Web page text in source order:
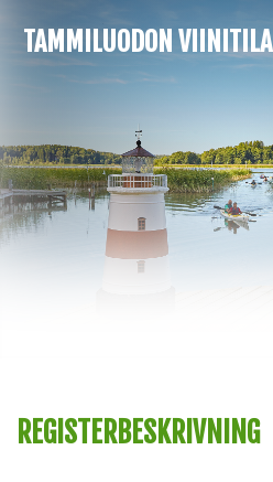
TAMMILUODON VIINITILA
REGISTERBESKRIVNING